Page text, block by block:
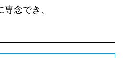
念でき、